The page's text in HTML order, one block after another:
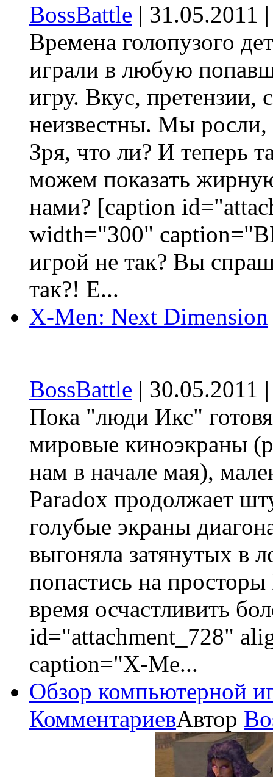
BossBattle | 31.05.2011
Времена голопузого
играли в любую
игру. Вкус, претензии,
неизвестны. Мы росли,
Зря, что ли? И теперь
можем показать
нами? [caption
width="300"
игрой не так? Вы
так?! Е...
X-Men: Next Dimension
BossBattle | 30.05.2011
Пока "люди Икс"
мировые киноэкраны
нам в начале мая),
Paradox продолжает
голубые экраны
выгоняла затянутых в
попастись на
время осчастливить
id="attachment_728"
caption="X-Me...
Обзор компьютерной
КомментариевАвтор